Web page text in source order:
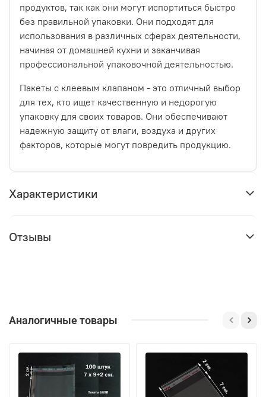
продуктов, так как они могут испортиться быстро
без правильной упаковки. Они подходят для
использования в различных сферах деятельности,
начиная от домашней кухни и заканчивая
профессиональной упаковочной деятельностью.
Пакеты с клеевым клапаном - это отличный выбор
для тех, кто ищет качественную и недорогую
упаковку для своих товаров. Они обеспечивают
надежную защиту от влаги, воздуха и других
факторов, которые могут повредить продукцию.
Характеристики
Отзывы
Аналогичные товары